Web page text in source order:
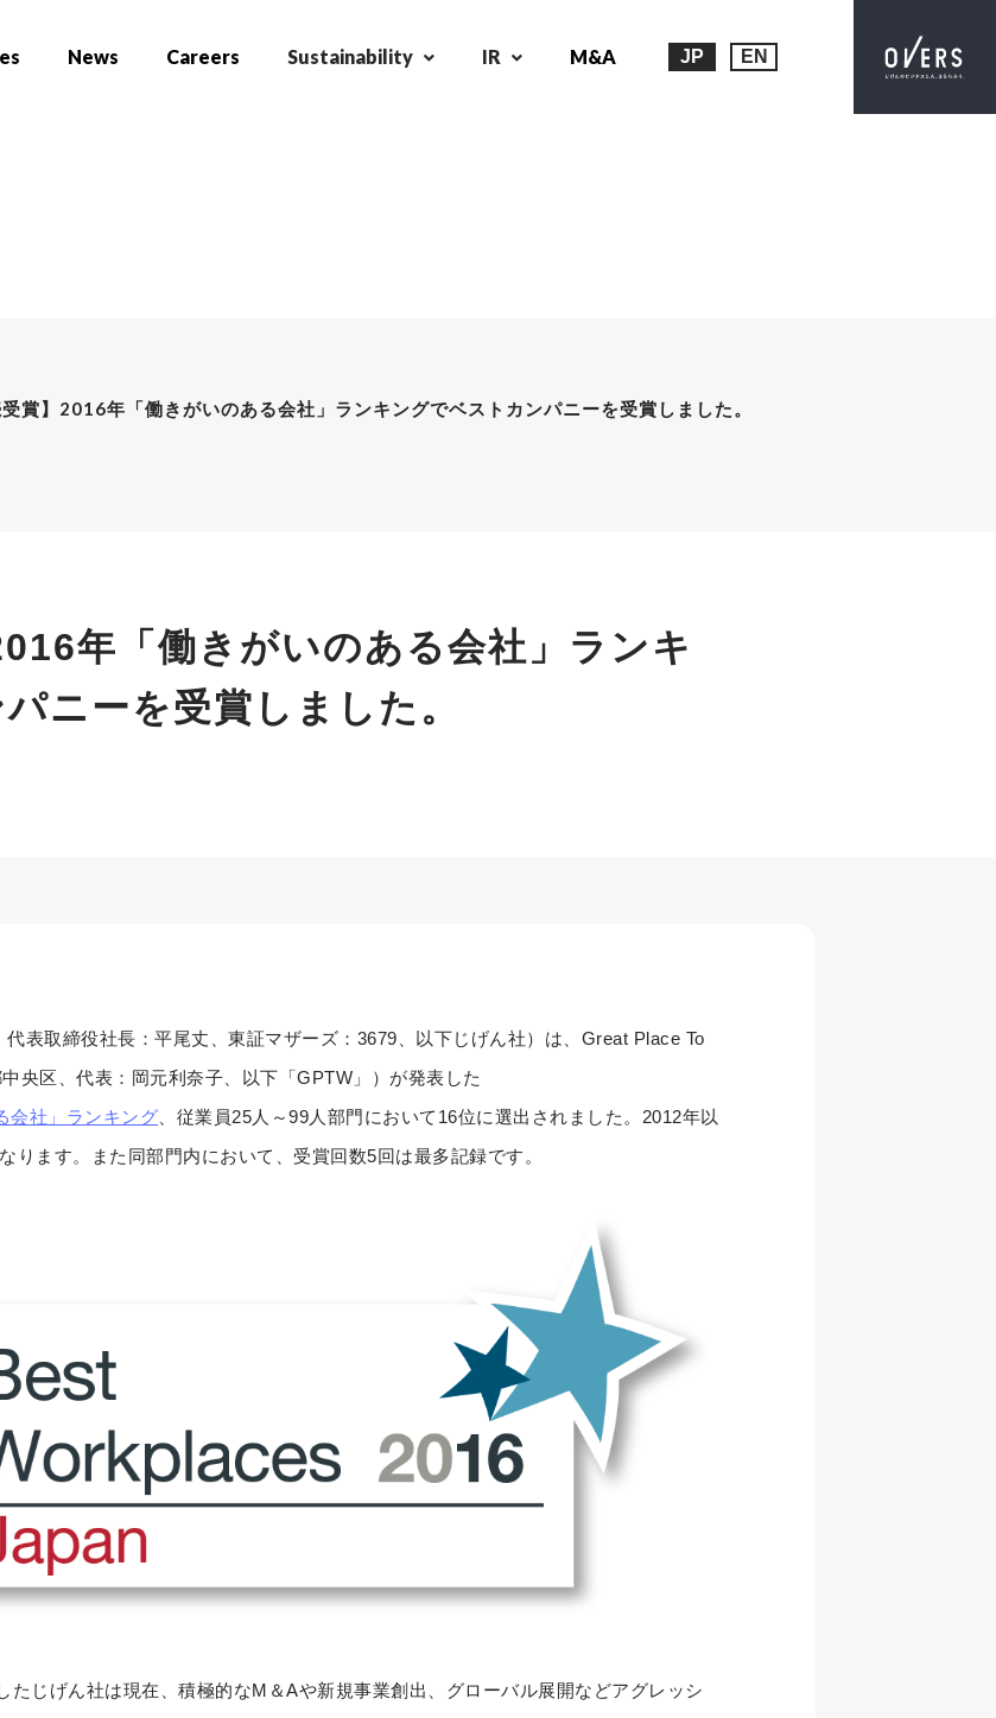
News Careers Sustainability IR M&A JP EN
受賞】2016年「働きがいのある会社」ランキングでベストカンパニーを受賞しました。
年「働きがいのある会社」ランキ
ニーを受賞しました。
表取締役社長：平尾丈、東証マザーズ：3679、以下じげん社）は、Great Place To
央区、代表：岡元利奈子、以下「GPTW」）が発表した
会社」ランキング 、従業員25人～99人部門において16位に選出されました。2012年以
ります。また同部門内において、受賞回数5回は最多記録です。
たじげん社は現在、積極的なM＆Aや新規事業創出、グローバル展開などアグレッシ